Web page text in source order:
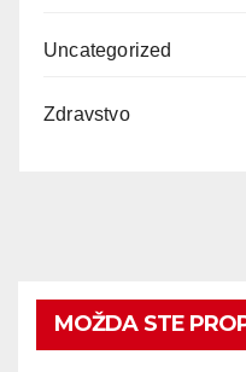
Uncategorized
Zdravstvo
MOŽDA STE